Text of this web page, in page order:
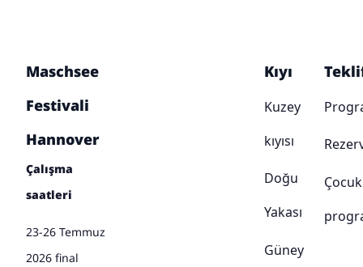
Maschsee
Festivali
Hannover
Çalışma
saatleri
23-26 Temmuz
2026 final
Kıyı
Kuzey
kıyısı
Doğu
Yakası
Güney
Çocuk